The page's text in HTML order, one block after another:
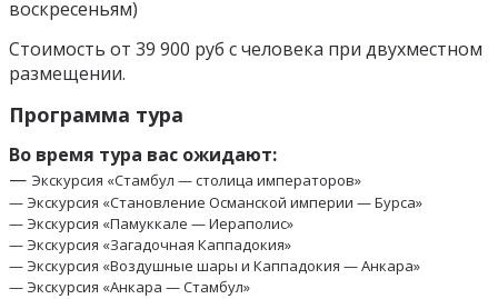
воскресеньям)
Стоимость от 39 900 руб с человека при двухместном
размещении.
Программа тура
Во время тура вас ожидают:
— Экскурсия «Стамбул — столица императоров»
— Экскурсия «Становление Османской империи — Бурса»
— Экскурсия «Памуккале — Иераполис»
— Экскурсия «Загадочная Каппадокия»
— Экскурсия «Воздушные шары и Каппадокия — Анкара»
— Экскурсия «Анкара — Стамбул»